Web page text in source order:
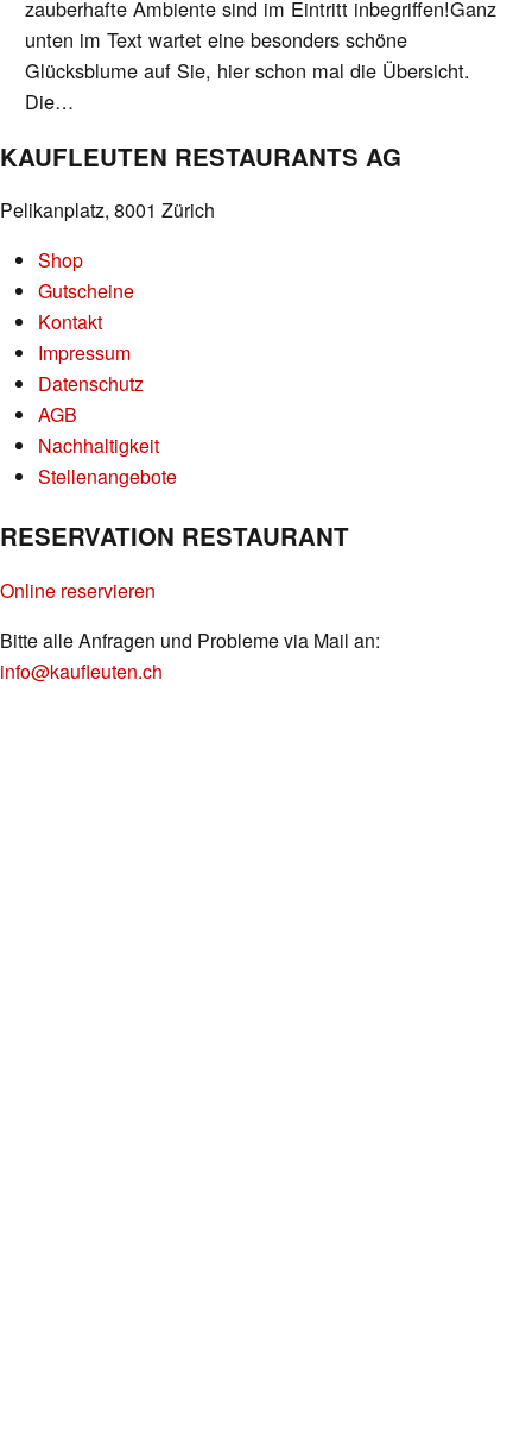
zauberhafte Ambiente sind im Eintritt inbegriffen!Ganz
unten im Text wartet eine besonders schöne
Glücksblume auf Sie, hier schon mal die Übersicht.
Die…
KAUFLEUTEN RESTAURANTS AG
Pelikanplatz, 8001 Zürich
Shop
Gutscheine
Kontakt
Impressum
Datenschutz
AGB
Nachhaltigkeit
Stellenangebote
RESERVATION RESTAURANT
Online reservieren
Bitte alle Anfragen und Probleme via Mail an:
info@kaufleuten.ch